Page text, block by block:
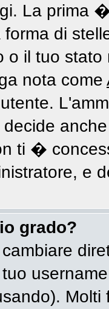
La prima
di
o il tuo
nota come
ti �
e
grado?